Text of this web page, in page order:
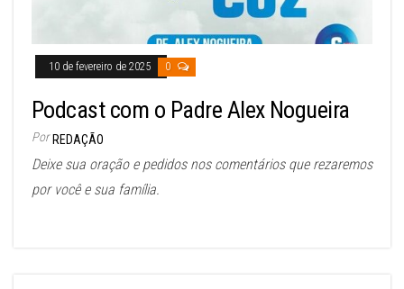
10 de fevereiro de 2025 0
Podcast com o Padre Alex Nogueira
Por REDAÇÃO
Deixe sua oração e pedidos nos comentários que rezaremos
por você e sua família.